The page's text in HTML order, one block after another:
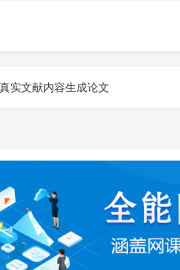
实文献内容生成论文
课、成教、培训、继续教育。现
课、成教、培训、继续教育。现已